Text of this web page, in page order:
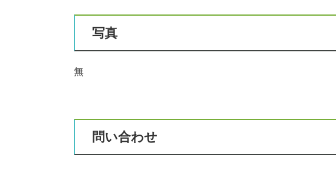
写真
無
問い合わせ